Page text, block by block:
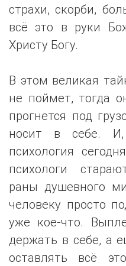
страхи, скорби,
всё это в руки
Христу Богу.
В этом великая
не поймет, тогда
прогнется под
носит в себе.
психология
психологи
раны душевного
человеку просто
уже кое-что.
держать в себе, а
оставлять всё